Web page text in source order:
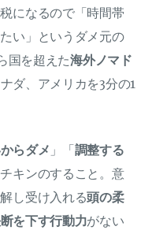
になるので「時間帯
い」というダメ元の
国を超えた海外ノマド
ダ、アメリカを3分の1
らダメ 」「 調整する
キンのすること。意
し受け入れる頭の柔
を下す行動力がない